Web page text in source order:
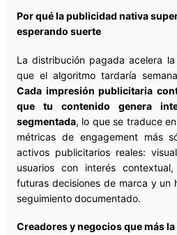
Por qué la publicidad nativa
esperando suerte
La distribución pagada acelera
que el algoritmo tardaría
Cada impresión publicitaria
que tu contenido genera
segmentada, lo que se traduce
métricas de engagement más
activos publicitarios reales:
usuarios con interés
futuras decisiones de marca y un
seguimiento documentado.
Creadores y negocios que más